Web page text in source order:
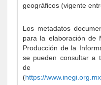
geográficos (vigente
Los metadatos
para la elaboración de
Producción de la
se pueden consultar a
de
(https://